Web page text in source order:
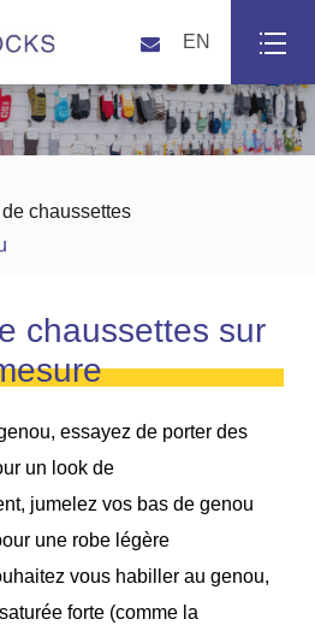
EN
chaussettes
chaussettes sur
essayez de porter des
un look de
jumelez vos bas de genou
une robe légère
vous habiller au genou,
forte (comme la